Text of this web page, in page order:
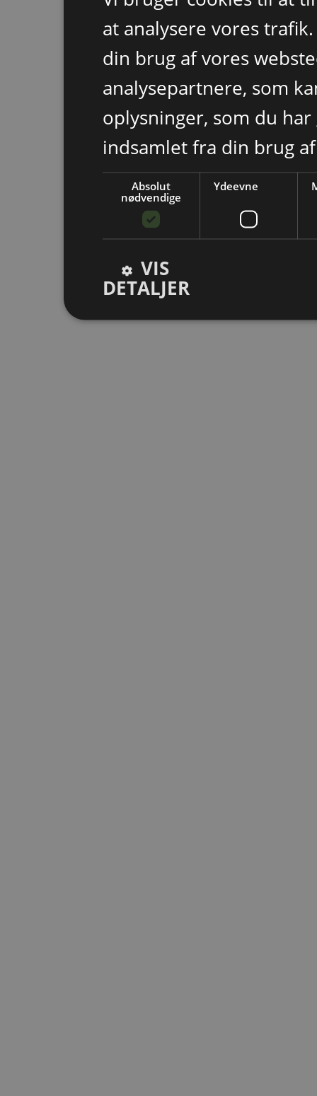
at analysere vores
din brug af vores
analysepartnere, som
oplysninger, som du
indsamlet fra din brug
Absolut
nødvendige
Ydeevne
VIS
DETALJER